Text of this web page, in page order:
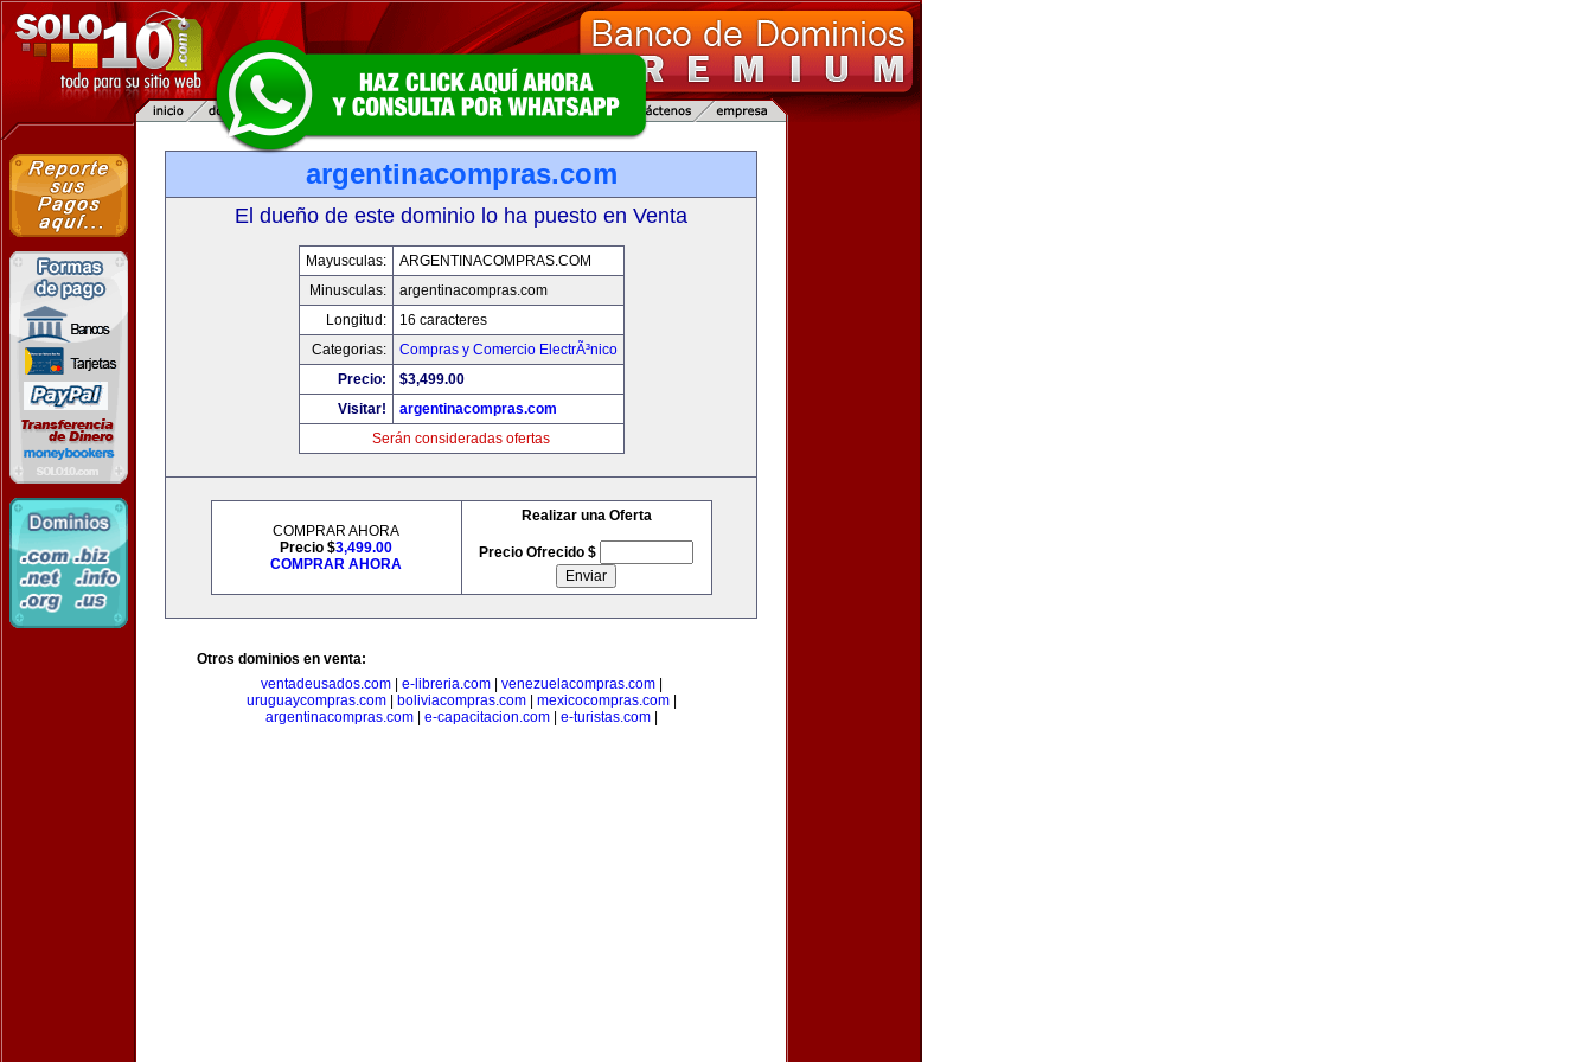
argentinacompras.com
El dueño de este dominio lo ha puesto en Venta
Mayusculas:
ARGENTINACOMPRAS.COM
Minusculas:
argentinacompras.com
Longitud:
16 caracteres
Categorias:
Compras y Comercio ElectrÃ³nico
Precio:
$3,499.00
Visitar!
argentinacompras.com
Serán consideradas ofertas
COMPRAR AHORA
Precio $3,499.00
COMPRAR AHORA
Realizar una Oferta
Precio Ofrecido $
Otros dominios en venta:
ventadeusados.com| e-libreria.com| venezuelacompras.com|
uruguaycompras.com| boliviacompras.com| mexicocompras.com|
argentinacompras.com| e-capacitacion.com| e-turistas.com|